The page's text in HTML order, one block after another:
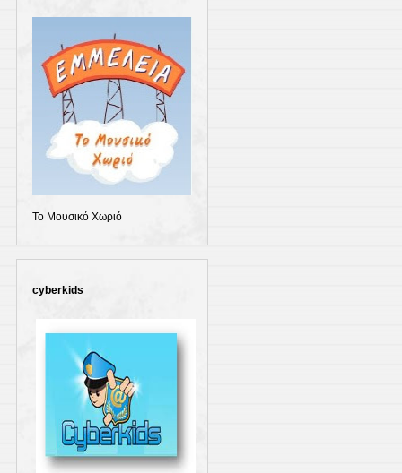
Το Μουσικό Χωριό
cyberkids